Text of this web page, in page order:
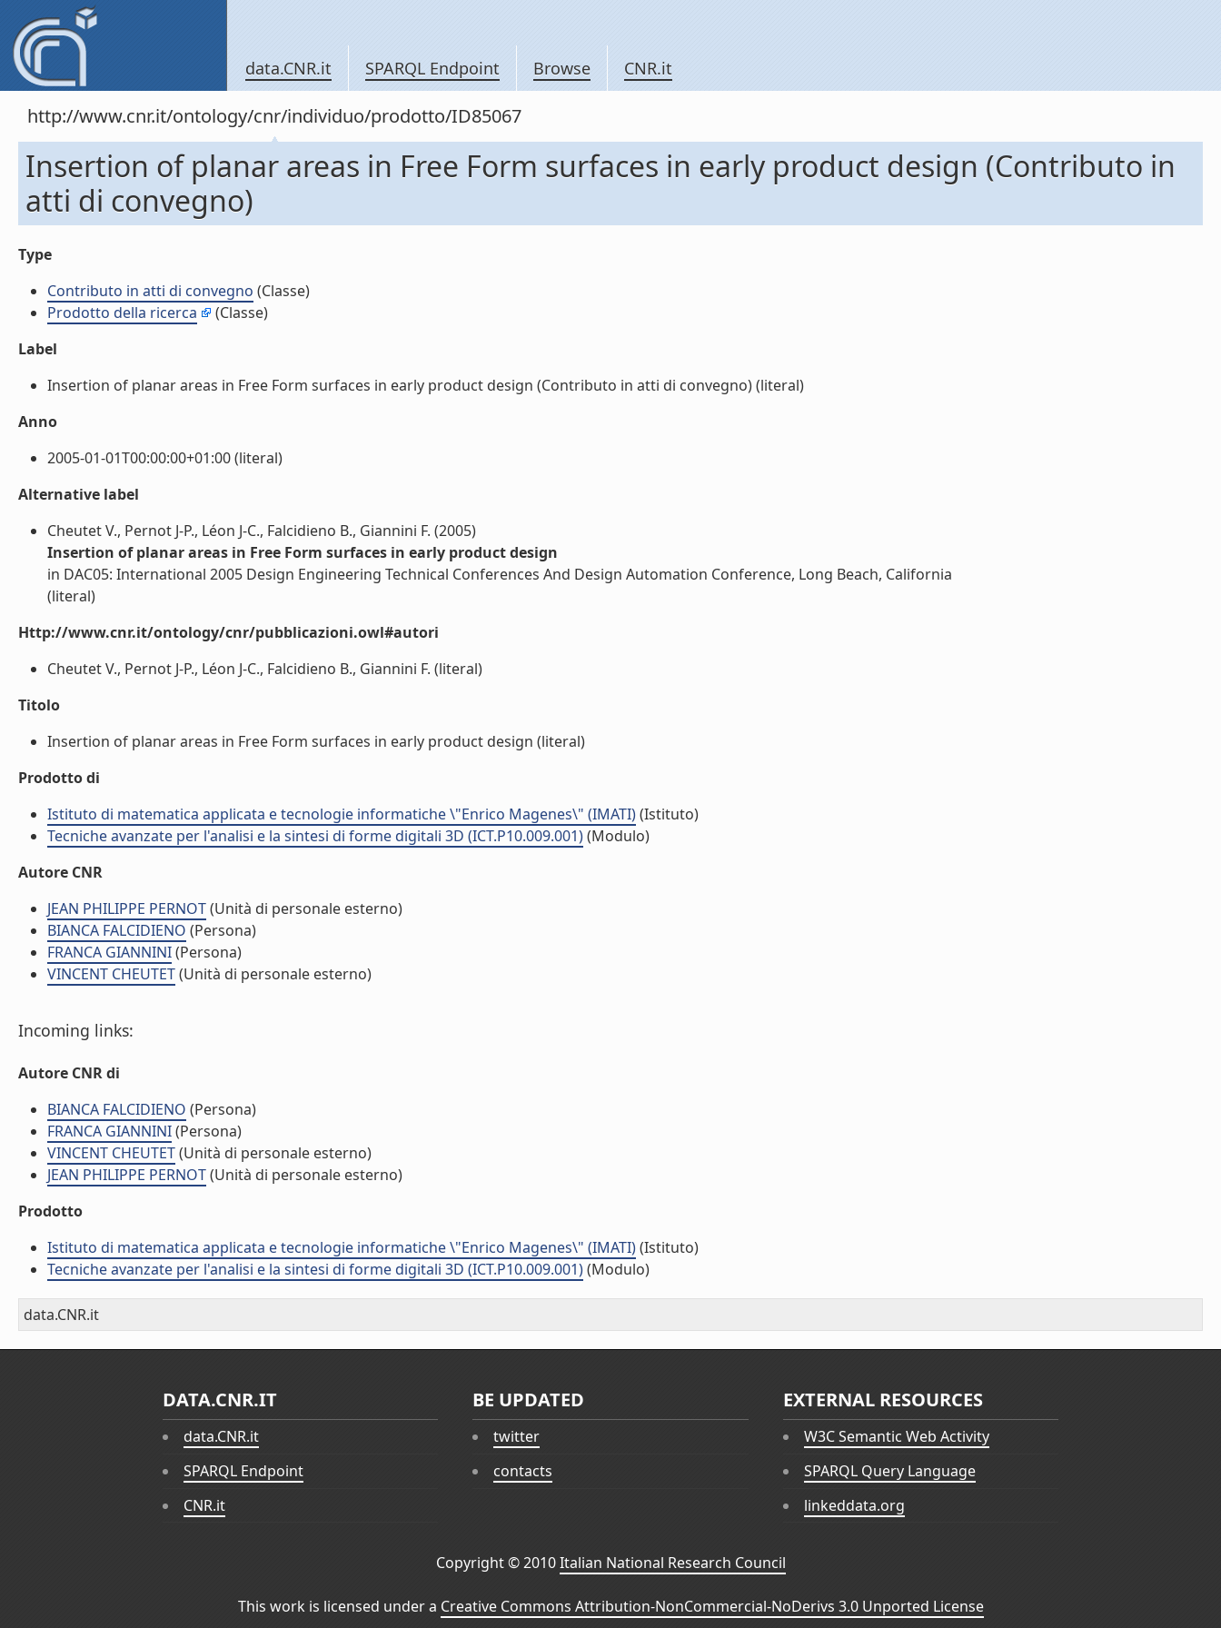
data.CNR.it SPARQL Endpoint Browse CNR.it
http://www.cnr.it/ontology/cnr/individuo/prodotto/ID85067
Insertion of planar areas in Free Form surfaces in early product design (Contributo in
atti di convegno)
Type
Contributo in atti di convegno (Classe)
Prodotto della ricerca
(Classe)
Label
Insertion of planar areas in Free Form surfaces in early product design (Contributo in atti di convegno) (literal)
Anno
2005-01-01T00:00:00+01:00 (literal)
Alternative label
Cheutet V., Pernot J-P., Léon J-C., Falcidieno B., Giannini F. (2005)
Insertion of planar areas in Free Form surfaces in early product design
in DAC05: International 2005 Design Engineering Technical Conferences And Design Automation Conference, Long Beach, California
(literal)
Http://www.cnr.it/ontology/cnr/pubblicazioni.owl#autori
Cheutet V., Pernot J-P., Léon J-C., Falcidieno B., Giannini F. (literal)
Titolo
Insertion of planar areas in Free Form surfaces in early product design (literal)
Prodotto di
Istituto di matematica applicata e tecnologie informatiche \"Enrico Magenes\" (IMATI)(Istituto)
Tecniche avanzate per l'analisi e la sintesi di forme digitali 3D (ICT.P10.009.001)(Modulo)
Autore CNR
JEAN PHILIPPE PERNOT(Unità di personale esterno)
BIANCA FALCIDIENO (Persona)
FRANCA GIANNINI(Persona)
VINCENT CHEUTET(Unità di personale esterno)
Incoming links:
Autore CNR di
BIANCA FALCIDIENO (Persona)
FRANCA GIANNINI(Persona)
VINCENT CHEUTET(Unità di personale esterno)
JEAN PHILIPPE PERNOT(Unità di personale esterno)
Prodotto
Istituto di matematica applicata e tecnologie informatiche \"Enrico Magenes\" (IMATI)(Istituto)
Tecniche avanzate per l'analisi e la sintesi di forme digitali 3D (ICT.P10.009.001)(Modulo)
data.CNR.it
DATA.CNR.IT
data.CNR.it
SPARQL Endpoint
CNR.it
BE UPDATED
twitter
contacts
EXTERNAL RESOURCES
W3C Semantic Web Activity
SPARQL Query Language
linkeddata.org
Copyright © 2010Italian National Research Council
This work is licensed under a Creative Commons Attribution-NonCommercial-NoDerivs 3.0 Unported License